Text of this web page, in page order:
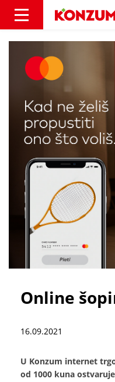
​Online
16.09.2021
U Konzum internet
od 1000 kuna